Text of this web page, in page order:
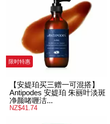
限时特惠
【安媞珀买三赠一可混搭】
Antipodes 安媞珀 朱丽叶淡斑
净颜啫喱洁...
NZ$41.74